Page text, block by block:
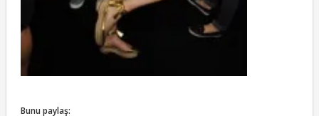
Bunu paylaş: